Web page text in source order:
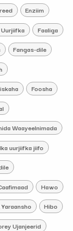
Enziim
Faaliga
Fangas-dile
Foosha
Waayeelnimada
uurjiifka jiifo
Hawo
Hibo
Ujanjeerid